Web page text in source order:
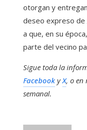
otorgan y
deseo expreso de
a que, en su
parte del vecino
Sigue toda la
Facebook yX, o en
semanal.